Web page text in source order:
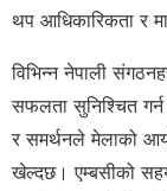
थप आधिकारिकता र
विभिन्न नेपाली
सफलता सुनिश्चित गर्न
र समर्थनले मेलाको
खेल्दछ। एम्बसीको